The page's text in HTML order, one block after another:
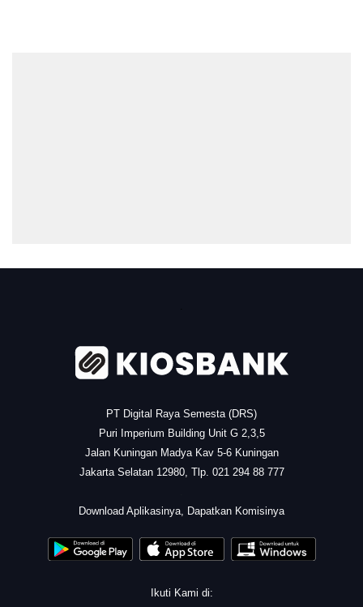
PT Digital Raya Semesta (DRS)
Puri Imperium Building Unit G 2,3,5
Jalan Kuningan Madya Kav 5-6 Kuningan
Jakarta Selatan 12980, Tlp. 021 294 88 777
Download Aplikasinya, Dapatkan Komisinya
Ikuti Kami di: